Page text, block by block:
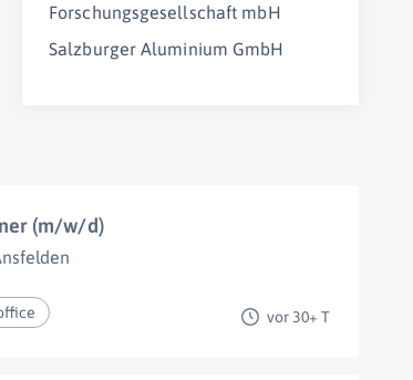
Forschungsgesellschaft mbH
Salzburger Aluminium GmbH
(m/w/d)
vor 30+ T